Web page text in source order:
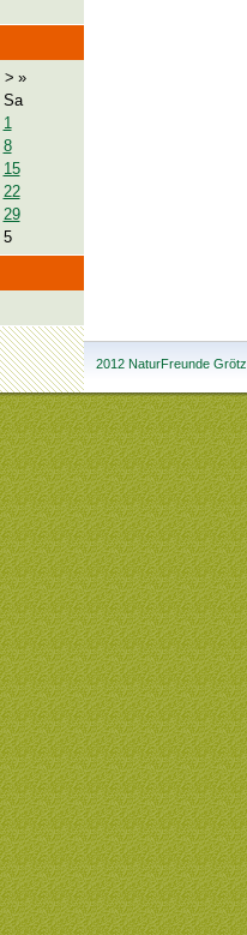
> »
Sa
1
8
15
22
29
5
2012 NaturFreunde